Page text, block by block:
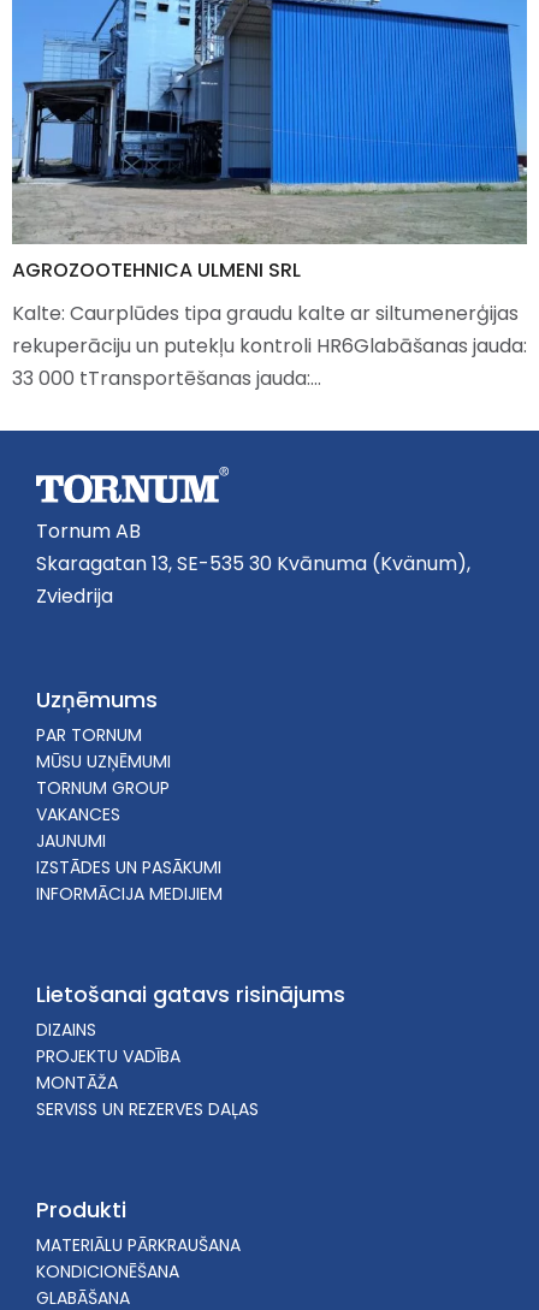
AGROZOOTEHNICA ULMENI SRL
Kalte: Caurplūdes tipa graudu kalte ar siltumenerģijas
rekuperāciju un putekļu kontroli HR6Glabāšanas jauda:
33 000 tTransportēšanas jauda:…
Tornum AB
Skaragatan 13, SE-535 30 Kvānuma (Kvänum),
Zviedrija
Uzņēmums
PAR TORNUM
MŪSU UZŅĒMUMI
TORNUM GROUP
VAKANCES
JAUNUMI
IZSTĀDES UN PASĀKUMI
INFORMĀCIJA MEDIJIEM
Lietošanai gatavs risinājums
DIZAINS
PROJEKTU VADĪBA
MONTĀŽA
SERVISS UN REZERVES DAĻAS
Produkti
MATERIĀLU PĀRKRAUŠANA
KONDICIONĒŠANA
GLABĀŠANA